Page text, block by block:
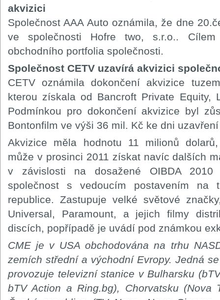
akvizici
Společnost AAA Auto oznámila, že dne
ve společnosti Hofre two, s.r.o..
obchodního portfolia společnosti.
Společnost CETV uzavírá akvizici
CETV oznámila dokončení akvizice
kterou získala od Bancroft Private Equity,
Podmínkou pro dokončení akvizice byl
Bontonfilm ve výši 36 mil. Kč ke dni
Akvizice měla hodnotu 11 milionů
může v prosinci 2011 získat navíc dalších
v závislosti na dosažené OIBDA 2010
společnost s vedoucím postavením na
republice. Zastupuje velké světové
Universal, Paramount, a jejich filmy
discích, popřípadě je uvádí pod známkou
CME je v USA obchodována na trhu
zemích střední a východní Evropy. Jedná
provozuje televizní stanice v Bulharsku
bTV Action a Ring.bg), Chorvatsku (Nova